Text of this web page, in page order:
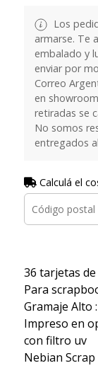
Los
armarse. Te
embalado y
enviar por
Correo
en
retiradas se
No somos
entregados
Calculá el
36 tarjetas de
Para
Gramaje Alto
Impreso en
con filtro uv
Nebian Scrap